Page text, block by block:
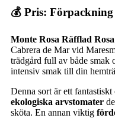
💰 Pris:
Monte Rosa Räfflad
Cabrera de Mar vid
trädgård full av både smak
intensiv smak till din
Denna sort är ett fantastiskt
ekologiska arvstomater
sköta. En annan viktig